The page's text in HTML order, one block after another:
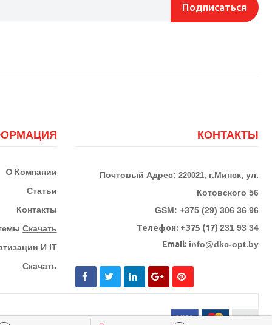
Подписаться
О Компании
Статьи
Контакты
Скачать
И IT
Скачать
КОНТАКТЫ
Почтовый Адрес: 220021, г.Минск, ул.
Котовского 56
GSM: +375 (29) 306 36 96
Телефон: +375 (17) 231 93 34
Email: info@dkc-opt.by